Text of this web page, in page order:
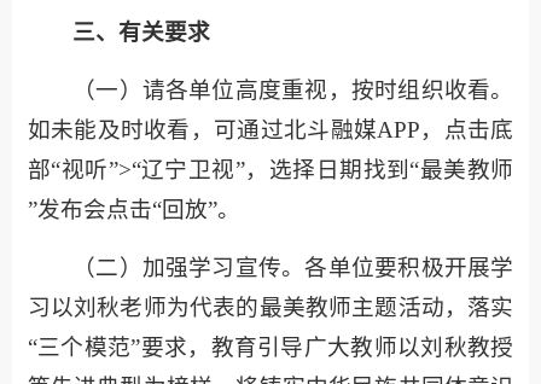
三、有关要求
（一）请各单位高度重视，按时组织收看。
如未能及时收看，可通过北斗融媒APP，点击底
部“视听”>“辽宁卫视”，选择日期找到“最美教师
”发布会点击“回放”。‌
（二）加强学习宣传。各单位要积极开展学
习以刘秋老师为代表的最美教师主题活动，落实
“三个模范”要求，教育引导广大教师以刘秋教授